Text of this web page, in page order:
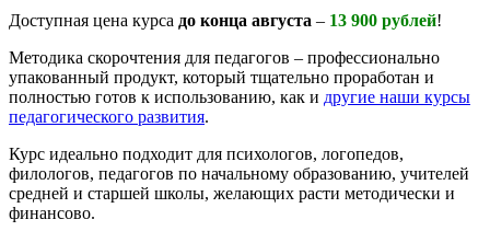
Доступная цена курса до конца августа – 13 900 рублей!
Методика скорочтения для педагогов – профессионально
упакованный продукт, который тщательно проработан и
полностью готов к использованию, как и другие наши курсы
педагогического развития.
Курс идеально подходит для психологов, логопедов,
филологов, педагогов по начальному образованию, учителей
средней и старшей школы, желающих расти методически и
финансово.